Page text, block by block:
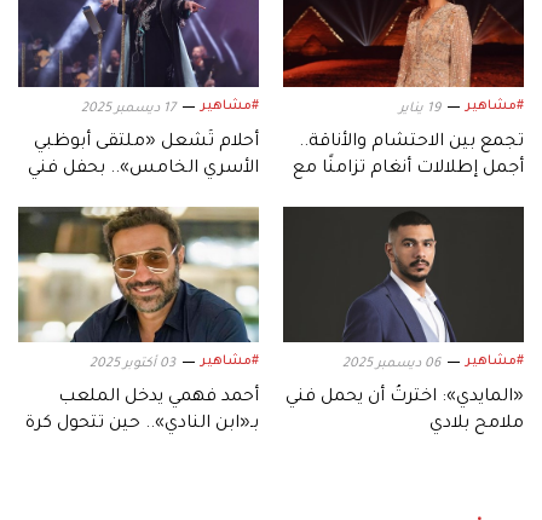
#مشاهير 19 يناير
تجمع بين الاحتشام والأناقة..
أجمل إطلالات أنغام تزامنًا مع
#مشاهير 17 ديسمبر 2025
أحلام تُشعل «ملتقى أبوظبي
الأسري الخامس».. بحفل فني
#مشاهير 06 ديسمبر 2025
«المايدي»: اخترتُ أن يحمل فني
ملامح بلادي
#مشاهير 03 أكتوبر 2025
أحمد فهمي يدخل الملعب
بـ«ابن النادي».. حين تتحول كرة